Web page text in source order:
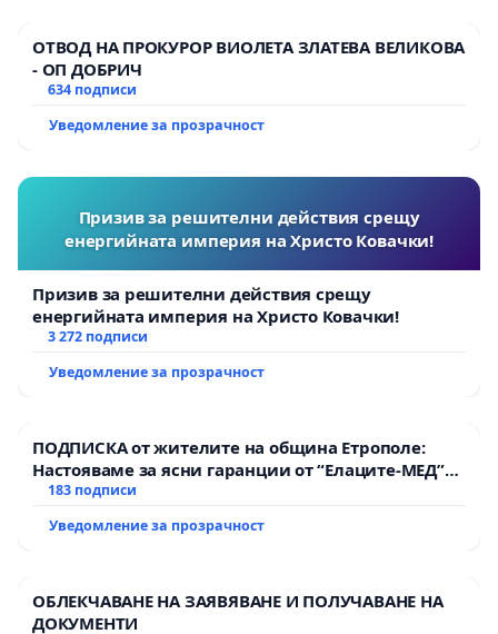
ОТВОД НА ПРОКУРОР ВИОЛЕТА ЗЛАТЕВА ВЕЛИКОВА
- ОП ДОБРИЧ
634 подписи
Уведомление за прозрачност
Призив за решителни действия срещу
енергийната империя на Христо Ковачки!
Призив за решителни действия срещу
енергийната империя на Христо Ковачки!
3 272 подписи
Уведомление за прозрачност
ПОДПИСКА от жителите на община Етрополе:
Настояваме за ясни гаранции от “Елаците-МЕД”
АД и от държавата, че ще се изпълнят всички
183 подписи
Уведомление за прозрачност
ОБЛЕКЧАВАНЕ НА ЗАЯВЯВАНЕ И ПОЛУЧАВАНЕ НА
ДОКУМЕНТИ